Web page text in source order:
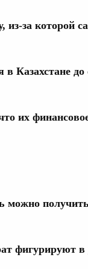
за которой
Казахстане
их
фигурируют в